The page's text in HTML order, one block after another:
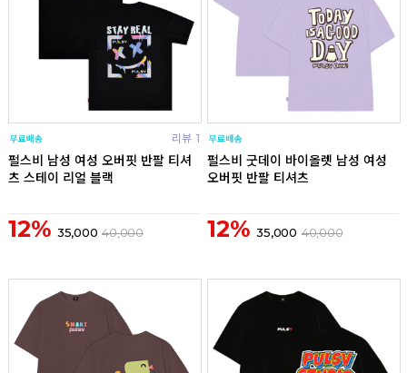
리뷰 1
펄스비 남성 여성 오버핏 반팔 티셔
츠 스테이 리얼 블랙
12% 35,000 40,000
펄스비 굿데이 바이올렛 남성 여성
오버핏 반팔 티셔츠
12% 35,000 40,000